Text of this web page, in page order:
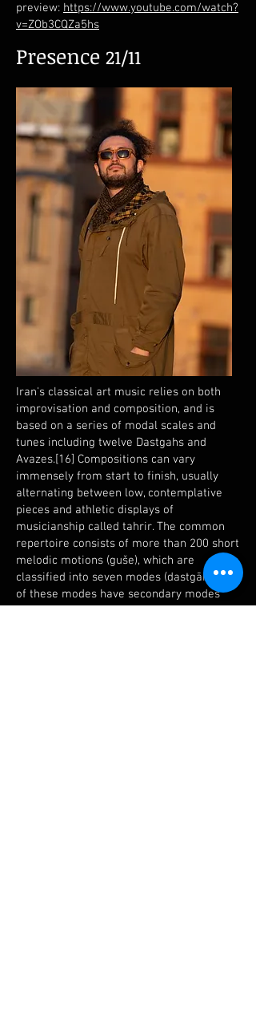
preview: https://www.youtube.com/watch?
v=ZOb3CQZa5hs
Presence 21/11
Iran's classical art music relies on both
improvisation and composition, and is
based on a series of modal scales and
tunes including twelve Dastgahs and
Avazes.[16] Compositions can vary
immensely from start to finish, usually
alternating between low, contemplative
pieces and athletic displays of
musicianship called tahrir. The common
repertoire consists of more than 200 short
melodic motions (guše), which are
classified into seven modes (dastgāh). Two
of these modes have secondary modes